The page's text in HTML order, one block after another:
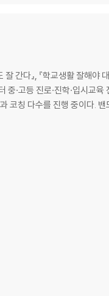
간다』, 『학교생활 잘해야
·고등 진로·진학·입시교육
코칭 다수를 진행 중이다.